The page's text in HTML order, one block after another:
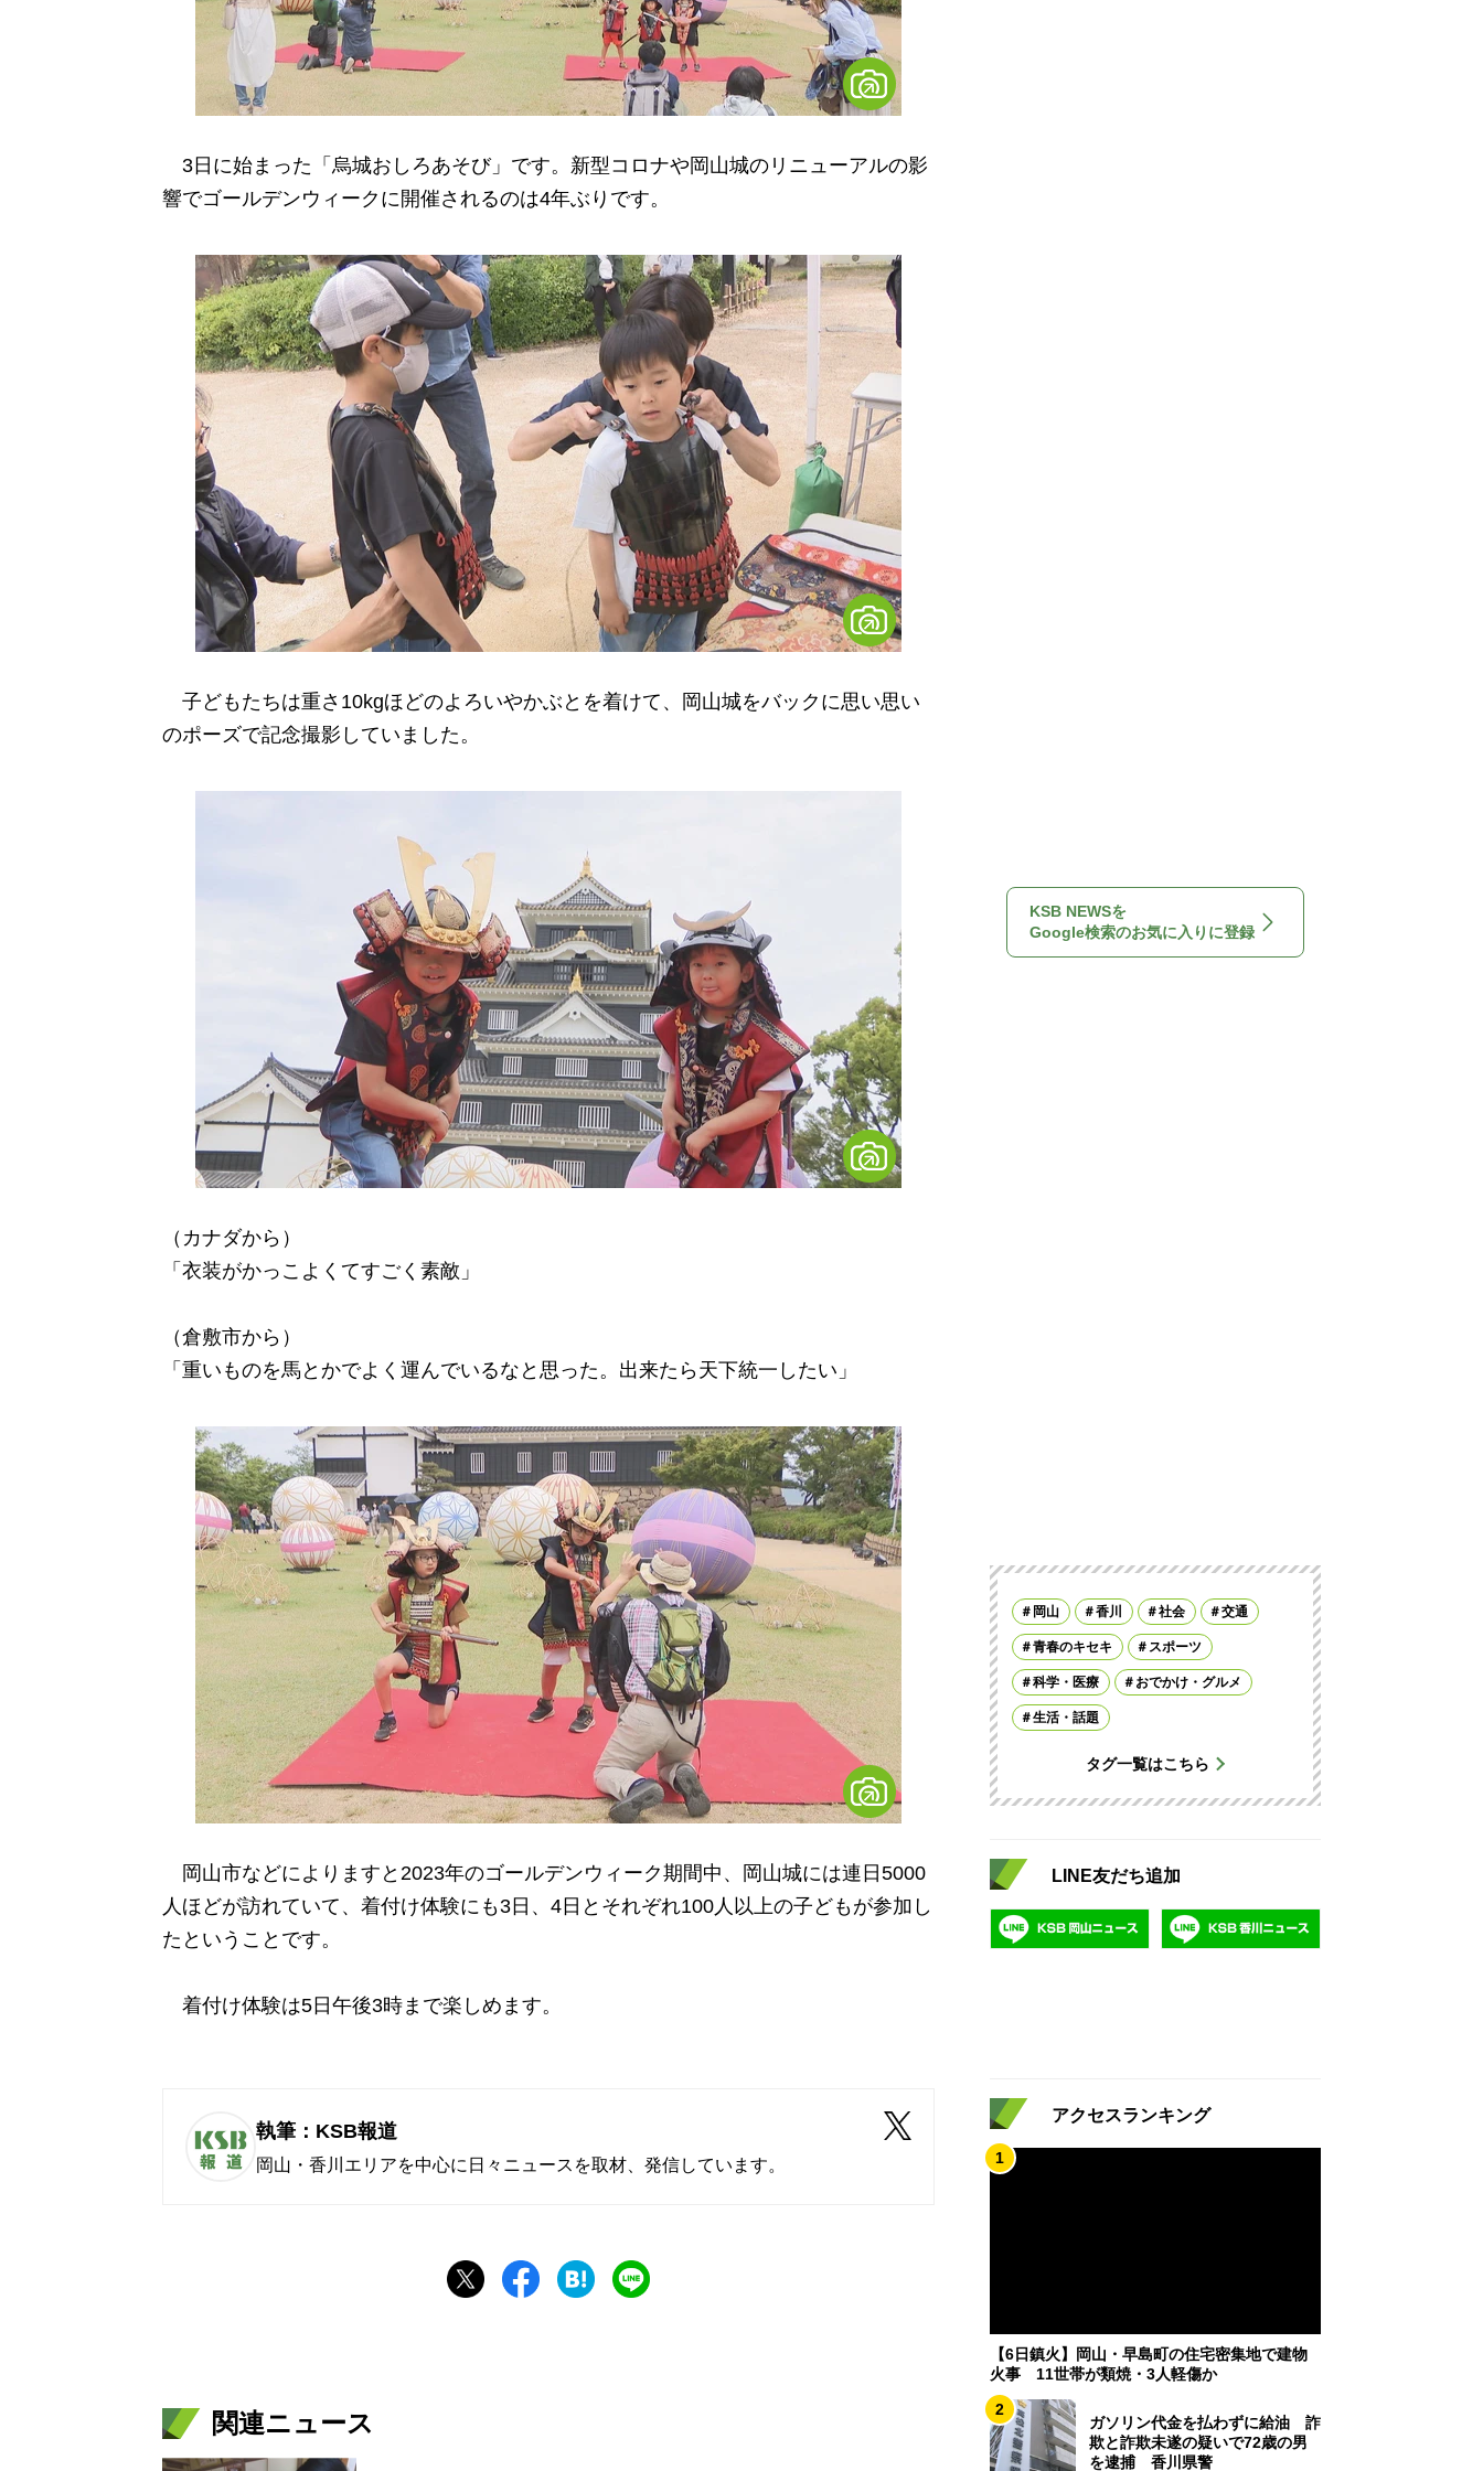
3日に始まった「烏城おしろあそび」です。新型コロナや岡山城のリニューアルの影
響でゴールデンウィークに開催されるのは4年ぶりです。
子どもたちは重さ10kgほどのよろいやかぶとを着けて、岡山城をバックに思い思い
のポーズで記念撮影していました。
（カナダから）
「衣装がかっこよくてすごく素敵」
（倉敷市から）
「重いものを馬とかでよく運んでいるなと思った。出来たら天下統一したい」
岡山市などによりますと2023年のゴールデンウィーク期間中、岡山城には連日5000
人ほどが訪れていて、着付け体験にも3日、4日とそれぞれ100人以上の子どもが参加し
たということです。
着付け体験は5日午後3時まで楽しめます。
執筆：KSB報道
岡山・香川エリアを中心に日々ニュースを取材、発信しています。
関連ニュース
KSB NEWSを
Google検索のお気に入りに登録
岡山 香川 社会 交通
青春のキセキ スポーツ
科学・医療 おでかけ・グルメ
生活・話題
タグ一覧はこちら
LINE友だち追加
アクセスランキング
1
【6日鎮火】岡山・早島町の住宅密集地で建物
火事 11世帯が類焼・3人軽傷か
2
ガソリン代金を払わずに給油 詐
欺と詐欺未遂の疑いで72歳の男
を逮捕 香川県警